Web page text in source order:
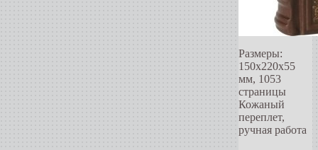
Размеры:
150х220х55
мм, 1053
страницы
Кожаный
переплет,
ручная работа